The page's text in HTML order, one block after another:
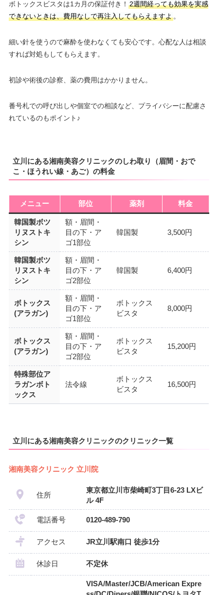
ボトックスビスタは1カ月の保証付き！ 2週間経っても効果を実感
できないときは、費用なしで再注入してもらえますよ。
細い針を使うので麻酔を使わなくても安心です。心配な人は相談
すれば対処もしてもらえます。
初診や術後の診察、薬の費用はかかりません。
番号札での呼び出しや個室での相談など、プライバシーに配慮さ
れているのもポイント♪
立川にある湘南美容クリニックのしわ取り（眉間・おで
こ・ほうれい線・あご）の料金
メニュー 部位 薬剤 料金
韓国製ボツ
リヌストキ
シン
額・眉間・
目の下・ア
ゴ1部位
韓国製 3,500円
韓国製ボツ
リヌストキ
シン
額・眉間・
目の下・ア
ゴ2部位
韓国製 6,400円
ボトックス
(アラガン)
額・眉間・
目の下・ア
ゴ1部位
ボトックス
ビスタ
8,000円
ボトックス
(アラガン)
額・眉間・
目の下・ア
ゴ2部位
ボトックス
ビスタ
15,200円
特殊部位ア
ラガンボト
ックス
法令線
ボトックス
ビスタ
16,500円
立川にある湘南美容クリニックのクリニック一覧
湘南美容クリニック 立川院
住所
東京都立川市柴崎町3丁目6-23 LXビ
ル 4F
電話番号 0120-489-790
アクセス JR立川駅南口 徒歩1分
休診日 不定休
VISA/Master/JCB/American Expre